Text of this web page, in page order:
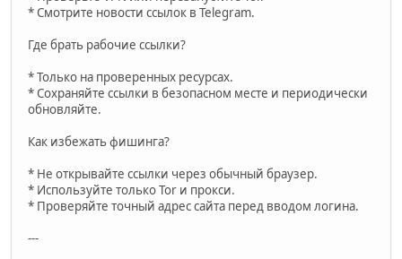
* Смотрите новости ссылок в Telegram.
Где брать рабочие ссылки?
* Только на проверенных ресурсах.
* Сохраняйте ссылки в безопасном месте и периодически
обновляйте.
Как избежать фишинга?
* Не открывайте ссылки через обычный браузер.
* Используйте только Tor и прокси.
* Проверяйте точный адрес сайта перед вводом логина.
---